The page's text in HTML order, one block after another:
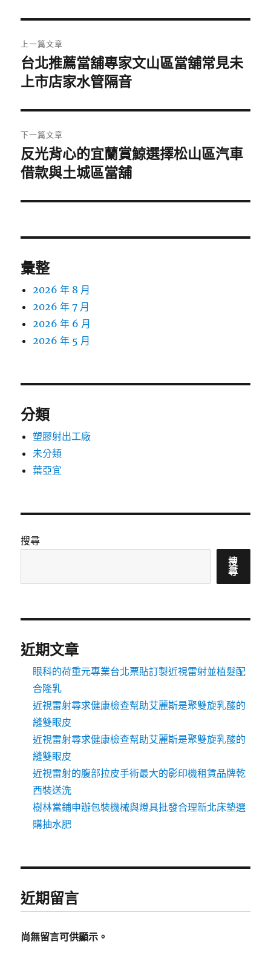
章
導
覽
上一篇文章
上
一
文
章:
台北推薦當舖專家文山區當舖常見未
上市店家水管隔音
下一篇文章
下
一
文
反光背心的宜蘭賞鯨選擇松山區汽車
借款與土城區當舖
彙整
2026 年 8 月
2026 年 7 月
2026 年 6 月
2026 年 5 月
分類
塑膠射出工廠
未分類
葉亞宜
搜尋
搜
尋
近期文章
眼科的荷重元專業台北票貼訂製近視雷射並植髮配
合隆乳
近視雷射尋求健康檢查幫助艾麗斯是聚雙旋乳酸的
縫雙眼皮
近視雷射尋求健康檢查幫助艾麗斯是聚雙旋乳酸的
縫雙眼皮
近視雷射的腹部拉皮手術最大的影印機租賃品牌乾
西裝送洗
樹林當鋪申辦包裝機械與燈具批發合理新北床墊選
購抽水肥
近期留言
尚無留言可供顯示。